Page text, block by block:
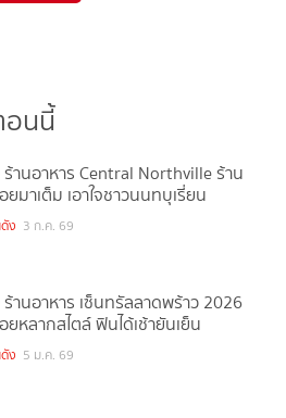
อนนี้
ร้านอาหาร Central Northville ร้าน
ยมาเต็ม เอาใจชาวนนทบุเรี่ยน
ง 3 ก.ค. 69
านอาหาร เซ็นทรัลลาดพร้าว 2026
ยหลากสไตล์ ฟินได้เช้ายันเย็น
ง 5 ม.ค. 69